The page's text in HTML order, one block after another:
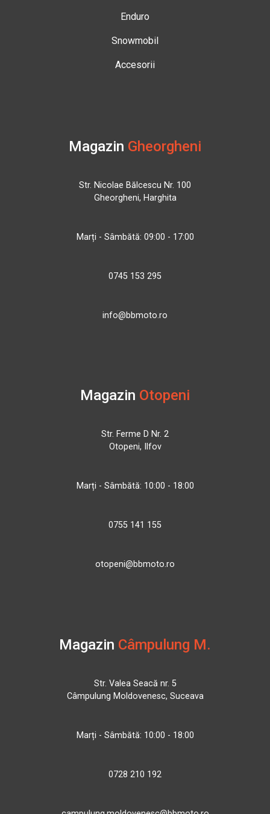
Enduro
Snowmobil
Accesorii
Magazin Gheorgheni
Str. Nicolae Bălcescu Nr. 100
Gheorgheni, Harghita
Marți - Sâmbătă: 09:00 - 17:00
0745 153 295
info@bbmoto.ro
Magazin Otopeni
Str. Ferme D Nr. 2
Otopeni, Ilfov
Marți - Sâmbătă: 10:00 - 18:00
0755 141 155
otopeni@bbmoto.ro
Magazin Câmpulung M.
Str. Valea Seacă nr. 5
Câmpulung Moldovenesc, Suceava
Marți - Sâmbătă: 10:00 - 18:00
0728 210 192